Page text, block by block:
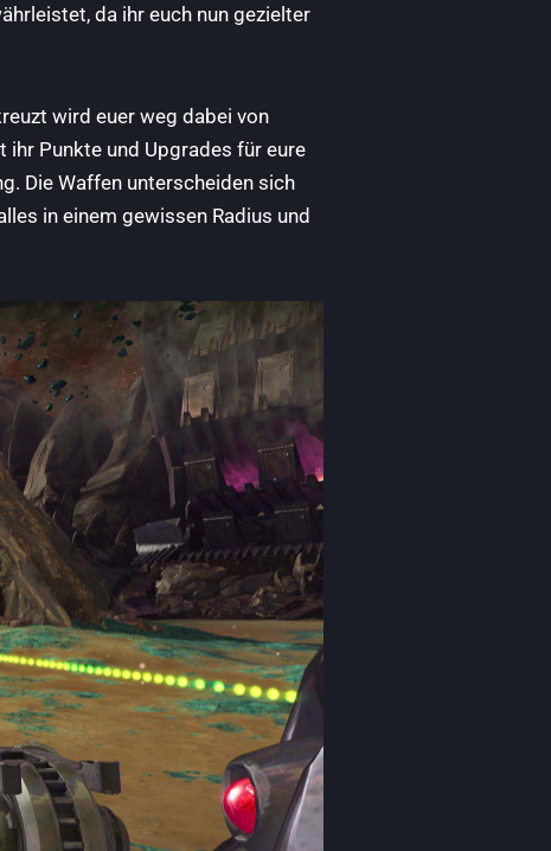
da ihr euch nun gezielter
wird euer weg dabei von
ihr Punkte und Upgrades für eure
Die Waffen unterscheiden sich
in einem gewissen Radius und